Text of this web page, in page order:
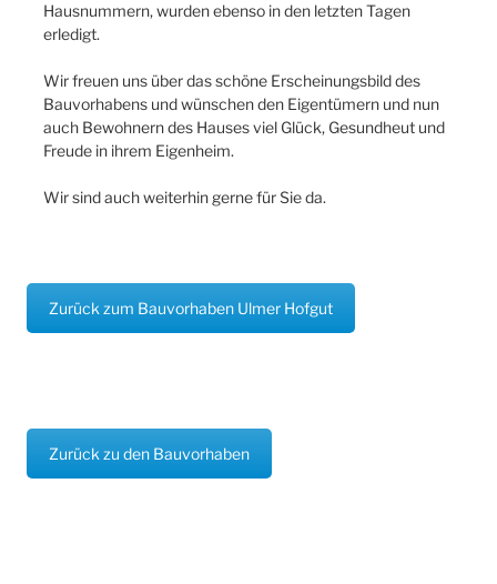
Hausnummern, wurden ebenso in den letzten Tagen
erledigt.
Wir freuen uns über das schöne Erscheinungsbild des
Bauvorhabens und wünschen den Eigentümern und nun
auch Bewohnern des Hauses viel Glück, Gesundheut und
Freude in ihrem Eigenheim.
Wir sind auch weiterhin gerne für Sie da.
Zurück zum Bauvorhaben Ulmer Hofgut
Zurück zu den Bauvorhaben